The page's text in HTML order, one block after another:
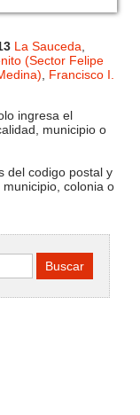
La Sauceda
(Sector Felipe
Francisco I.
ingresa el
municipio o
del codigo postal y
colonia o